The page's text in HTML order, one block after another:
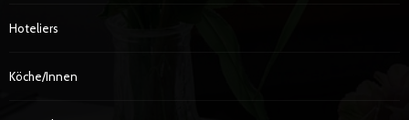
Hoteliers
Köche/innen